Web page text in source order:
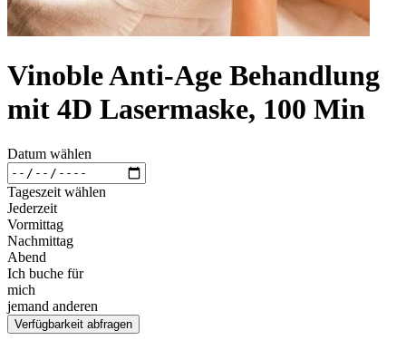
Vinoble Anti-Age Behandlung
mit 4D Lasermaske, 100 Min
Datum wählen
Tageszeit wählen
Jederzeit
Vormittag
Nachmittag
Abend
Ich buche für
mich
jemand anderen
Verfügbarkeit abfragen